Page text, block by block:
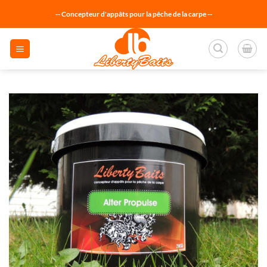
contenu
-- Concepteur d'appâts pour la pêche de la carpe --